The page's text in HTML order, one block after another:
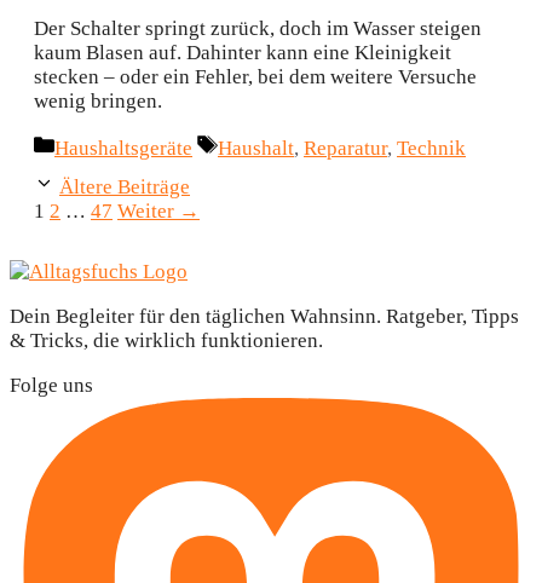
Der Schalter springt zurück, doch im Wasser steigen
kaum Blasen auf. Dahinter kann eine Kleinigkeit
stecken – oder ein Fehler, bei dem weitere Versuche
wenig bringen.
Kategorien
Haushaltsgeräte Schlagwörter
Haushalt, Reparatur, Technik
Ältere Beiträge
Seite
1 Seite
2 … Seite
47 Weiter →
Dein Begleiter für den täglichen Wahnsinn. Ratgeber, Tipps
& Tricks, die wirklich funktionieren.
Folge uns